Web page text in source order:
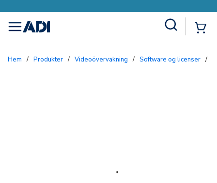
menu
Hem / Produkter / Videoövervakning / Software og licenser /